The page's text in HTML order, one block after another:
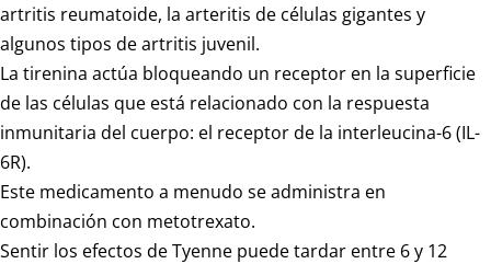
artritis reumatoide, la arteritis de células gigantes y
algunos tipos de artritis juvenil.
La tirenina actúa bloqueando un receptor en la superficie
de las células que está relacionado con la respuesta
inmunitaria del cuerpo: el receptor de la interleucina-6 (IL-
6R).
Este medicamento a menudo se administra en
combinación con metotrexato.
Sentir los efectos de Tyenne puede tardar entre 6 y 12